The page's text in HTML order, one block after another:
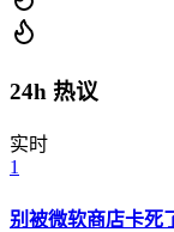
24h 热议
实时
1
别被微软商店卡死